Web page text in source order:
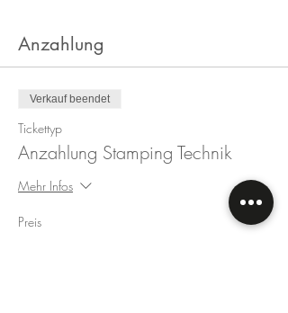
Anzahlung
Verkauf beendet
Tickettyp
Anzahlung Stamping Technik
Mehr Infos
Preis